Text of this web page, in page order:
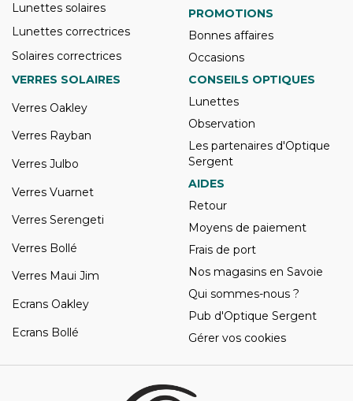
Lunettes solaires
Lunettes correctrices
Solaires correctrices
PROMOTIONS
Bonnes affaires
Occasions
VERRES SOLAIRES
Verres Oakley
Verres Rayban
Verres Julbo
Verres Vuarnet
Verres Serengeti
Verres Bollé
Verres Maui Jim
Ecrans Oakley
Ecrans Bollé
CONSEILS OPTIQUES
Lunettes
Observation
Les partenaires d'Optique
Sergent
AIDES
Retour
Moyens de paiement
Frais de port
Nos magasins en Savoie
Qui sommes-nous ?
Pub d'Optique Sergent
Gérer vos cookies